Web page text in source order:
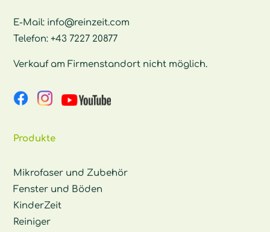
E-Mail: info@reinzeit.com
Telefon:+43 7227 20877
Verkauf am Firmenstandort nicht möglich.
Produkte
Mikrofaser und Zubehör
Fenster und Böden
KinderZeit
Reiniger